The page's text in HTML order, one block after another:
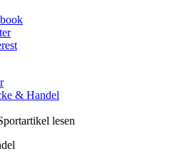
& Handel
lesen